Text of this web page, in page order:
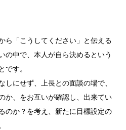
ら「こうしてください」と伝える
の中で、本人が自ら決めるという
です。
しにせず、上長との面談の場で、
か、をお互いが確認し、出来てい
のか？を考え、新たに目標設定の